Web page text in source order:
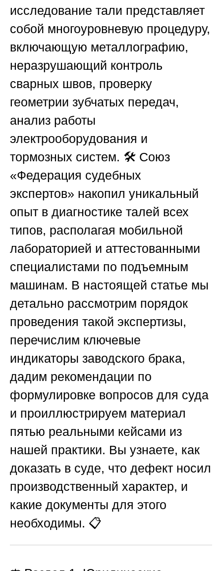
исследование тали представляет
собой многоуровневую процедуру,
включающую металлографию,
неразрушающий контроль
сварных швов, проверку
геометрии зубчатых передач,
анализ работы
электрооборудования и
тормозных систем. 🛠️ Союз
«Федерация судебных
экспертов» накопил уникальный
опыт в диагностике талей всех
типов, располагая мобильной
лабораторией и аттестованными
специалистами по подъемным
машинам. В настоящей статье мы
детально рассмотрим порядок
проведения такой экспертизы,
перечислим ключевые
индикаторы заводского брака,
дадим рекомендации по
формулировке вопросов для суда
и проиллюстрируем материал
пятью реальными кейсами из
нашей практики. Вы узнаете, как
доказать в суде, что дефект носил
производственный характер, и
какие документы для этого
необходимы. 📋